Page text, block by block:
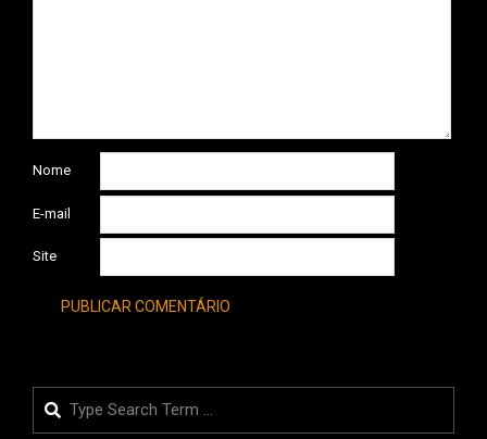
Nome
E-mail
Site
Search